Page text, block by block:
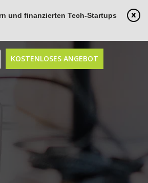
und finanzierten Tech-Startups
KOSTENLOSES ANGEBOT